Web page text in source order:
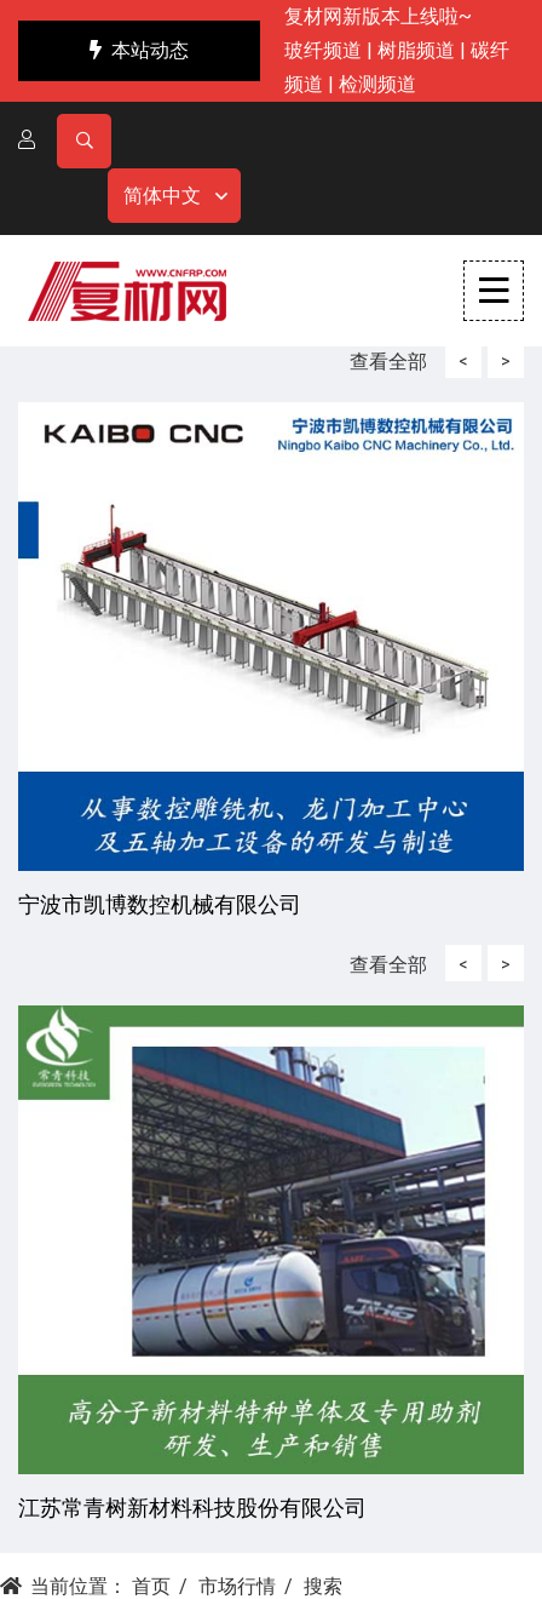
本站动态
复材网新版本上线啦~
玻纤频道 | 树脂频道 | 碳纤
频道 | 检测频道
简体中文
查看全部 <
宁波市凯博数控机械有限公司
>
查看全部 <
江苏常青树新材料科技股份有限公司
>
当前位置： 首页 市场行情 搜索